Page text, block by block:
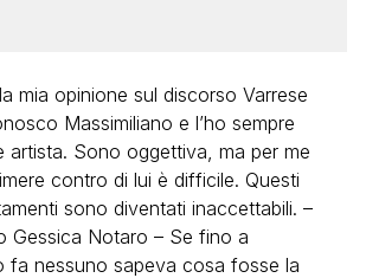
mia opinione sul discorso Varrese
Massimiliano e l’ho sempre
artista. Sono oggettiva, ma per me
contro di lui è difficile. Questi
sono diventati inaccettabili. –
Gessica Notaro – Se fino a
fa nessuno sapeva cosa fosse la